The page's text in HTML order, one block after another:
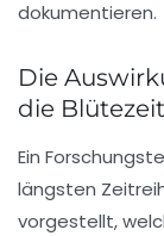
dokumentieren.
Die
die
Ein
längsten
vorgestellt,